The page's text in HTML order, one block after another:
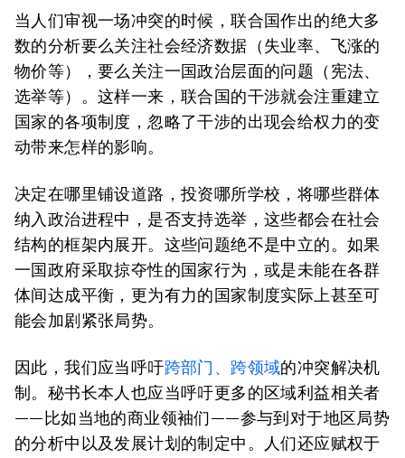
当人们审视一场冲突的时候，联合国作出的绝大多
数的分析要么关注社会经济数据（失业率、飞涨的
物价等），要么关注一国政治层面的问题（宪法、
选举等）。这样一来，联合国的干涉就会注重建立
国家的各项制度，忽略了干涉的出现会给权力的变
动带来怎样的影响。
决定在哪里铺设道路，投资哪所学校，将哪些群体
纳入政治进程中，是否支持选举，这些都会在社会
结构的框架内展开。这些问题绝不是中立的。如果
一国政府采取掠夺性的国家行为，或是未能在各群
体间达成平衡，更为有力的国家制度实际上甚至可
能会加剧紧张局势。
因此，我们应当呼吁跨部门、跨领域的冲突解决机
制。秘书长本人也应当呼吁更多的区域利益相关者
——比如当地的商业领袖们——参与到对于地区局势
的分析中以及发展计划的制定中。人们还应赋权于